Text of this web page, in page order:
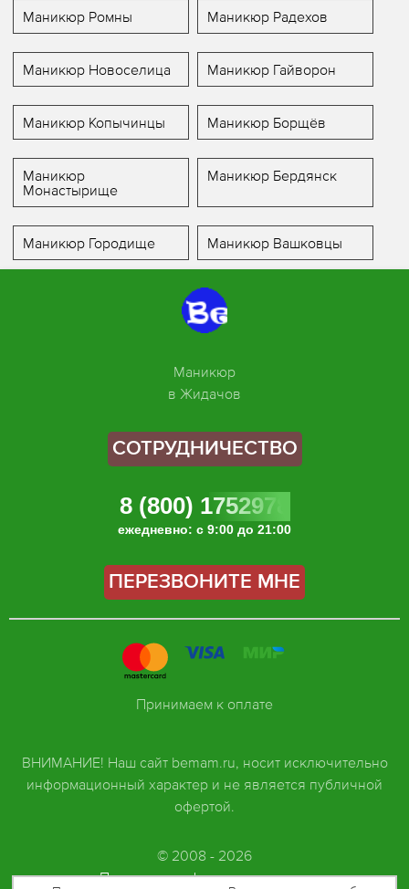
Маникюр Ромны Маникюр Радехов
Маникюр Новоселица Маникюр Гайворон
Маникюр Копычинцы Маникюр Борщёв
Маникюр
Монастырище
Маникюр Бердянск
Маникюр Городище Маникюр Вашковцы
Маникюр
в Жидачов
СОТРУДНИЧЕСТВО
8 (800) 1752978
ежедневно: с 9:00 до 21:00
ПЕРЕЗВОНИТЕ МНЕ
ВНИМАНИЕ! Наш сайт bemam.ru, носит исключительно
информационный характер и не является публичной
офертой.
© 2008 - 2026
Политика конфиденциальности
Принимаем к оплате